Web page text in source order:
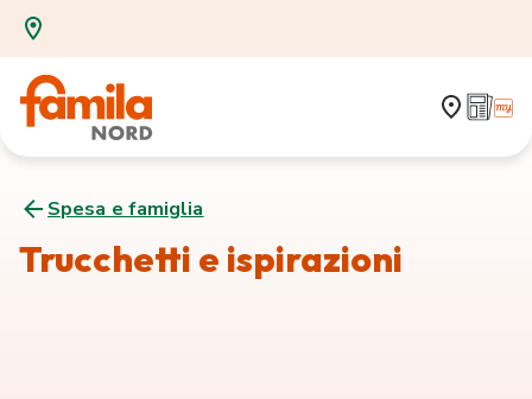
Spesa e famiglia
Trucchetti e ispirazioni